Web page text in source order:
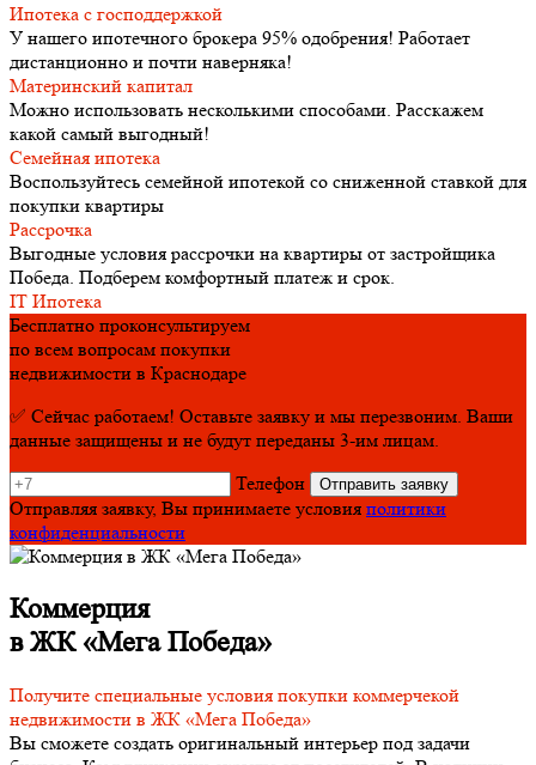
Ипотека с господдержкой
У нашего ипотечного брокера 95% одобрения! Работает
дистанционно и почти наверняка!
Материнский капитал
Можно использовать несколькими способами. Расскажем
какой самый выгодный!
Семейная ипотека
Воспользуйтесь семейной ипотекой со сниженной ставкой для
покупки квартиры
Рассрочка
Выгодные условия рассрочки на квартиры от застройщика
Победа. Подберем комфортный платеж и срок.
IT Ипотека
Бесплатно проконсультируем
по всем вопросам покупки
недвижимости в Краснодаре
✅ Сейчас работаем! Оставьте заявку и мы перезвоним. Ваши
данные защищены и не будут переданы 3-им лицам.
Телефон
Отправляя заявку, Вы принимаете условия политики
конфиденциальности
Коммерция
в ЖК «Мега Победа»
Получите специальные условия покупки коммерчекой
недвижимости в ЖК «Мега Победа»
Вы сможете создать оригинальный интерьер под задачи